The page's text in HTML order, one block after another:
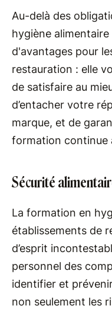
Au-delà des
hygiène
d'avantages pour
restauration : elle
de satisfaire au
d’entacher votre
marque, et de
formation continue
Sécurité
La formation en
établissements de
d’esprit
personnel des
identifier et
non seulement les